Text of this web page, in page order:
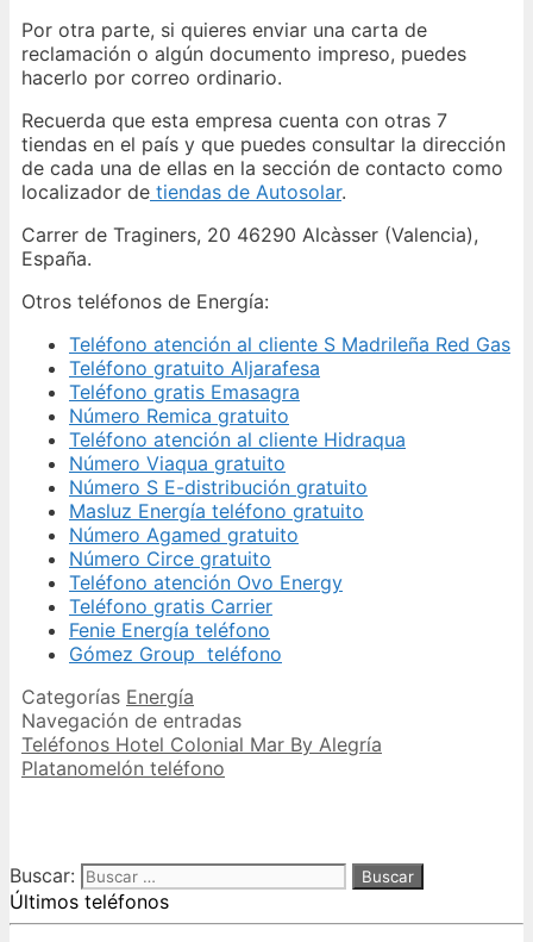
Por otra parte, si quieres enviar una carta de
reclamación o algún documento impreso, puedes
hacerlo por correo ordinario.
Recuerda que esta empresa cuenta con otras 7
tiendas en el país y que puedes consultar la dirección
de cada una de ellas en la sección de contacto como
localizador de tiendas de Autosolar.
Carrer de Traginers, 20 46290 Alcàsser (Valencia),
España.
Otros teléfonos de Energía:
Teléfono atención al cliente S Madrileña Red Gas
Teléfono gratuito Aljarafesa
Teléfono gratis Emasagra
Número Remica gratuito
Teléfono atención al cliente Hidraqua
Número Viaqua gratuito
Número S E-distribución gratuito
Masluz Energía teléfono gratuito
Número Agamed gratuito
Número Circe gratuito
Teléfono atención Ovo Energy
Teléfono gratis Carrier
Fenie Energía teléfono
Gómez Group teléfono
Categorías Energía
Navegación de entradas
Teléfonos Hotel Colonial Mar By Alegría
Platanomelón teléfono
Buscar:
Últimos teléfonos